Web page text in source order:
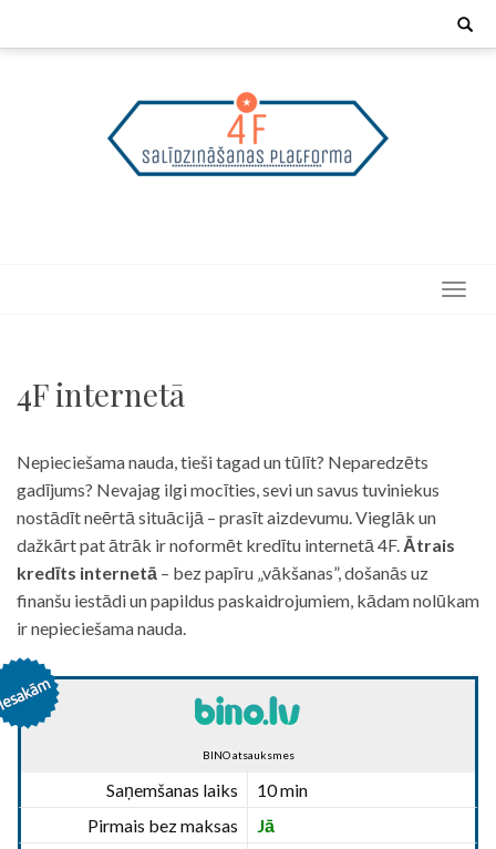
Search
4F internetā
Nepieciešama nauda, tieši tagad un tūlīt? Neparedzēts
gadījums? Nevajag ilgi mocīties, sevi un savus tuviniekus
nostādīt neērtā situācijā – prasīt aizdevumu. Vieglāk un
dažkārt pat ātrāk ir noformēt kredītu internetā 4F. Ātrais
kredīts internetā – bez papīru „vākšanas”, došanās uz
finanšu iestādi un papildus paskaidrojumiem, kādam nolūkam
ir nepieciešama nauda.
BINO atsauksmes
Saņemšanas laiks
10 min
Pirmais bez maksas
Jā